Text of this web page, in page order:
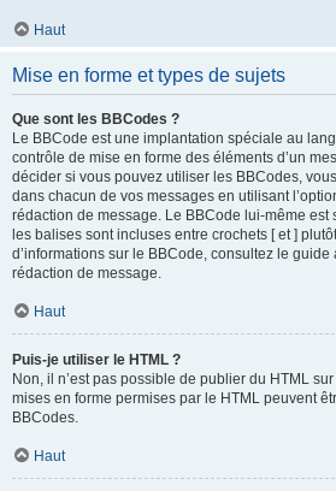
Haut
Mise en forme et types de sujets
Que sont les BBCodes ?
Le BBCode est une implantation spéciale au
contrôle de mise en forme des éléments d’un
décider si vous pouvez utiliser les BBCodes,
dans chacun de vos messages en utilisant
rédaction de message. Le BBCode lui-même est
les balises sont incluses entre crochets [ et ]
d’informations sur le BBCode, consultez le
rédaction de message.
Haut
Puis-je utiliser le HTML ?
Non, il n’est pas possible de publier du HTML
mises en forme permises par le HTML peuvent
BBCodes.
Haut